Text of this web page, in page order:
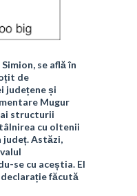
se află în
de
județene și
Mugur
structurii
cu oltenii
Astăzi,
se cu aceștia. El
făcută